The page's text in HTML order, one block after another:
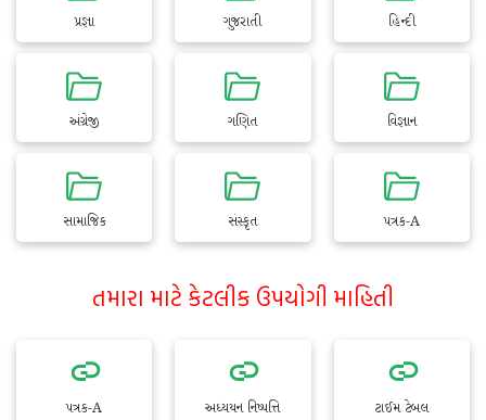
પ્રજ્ઞા ગુજરાતી હિન્દી
અંગ્રેજી ગણિત વિજ્ઞાન
સામાજિક સંસ્કૃત પત્રક-A
તમારા માટે કેટલીક ઉપયોગી માહિતી
પત્રક-A અધ્યયન નિષ્પત્તિ ટાઈમ ટેબલ